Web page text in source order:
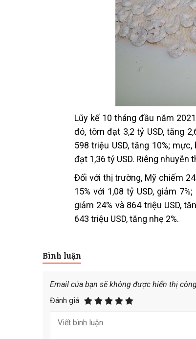
Lũy kế 10 tháng đầu năm
đó, tôm đạt 3,2 tỷ USD, tăng
598 triệu USD, tăng 10%;
đạt 1,36 tỷ USD. Riêng nhuyễn
Đối với thị trường, Mỹ chiếm
15% với 1,08 tỷ USD, giảm
giảm 24% và 864 triệu USD,
643 triệu USD, tăng nhẹ 2%.
Bình luận
Email của bạn sẽ không được hiển thị
Đánh giá